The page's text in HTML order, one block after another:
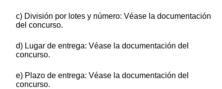
c) División por lotes y número: Véase la documentación
del concurso.
d) Lugar de entrega: Véase la documentación del
concurso.
e) Plazo de entrega: Véase la documentación del
concurso.